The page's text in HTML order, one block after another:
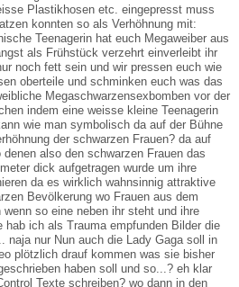
Plastikhosen etc. eingepresst muss
konnten so als Verhöhnung mit:
Teenagerin hat euch Megaweiber aus
als Frühstück verzehrt einverleibt ihr
noch fett sein und wir pressen euch wie
oberteile und schminken euch was das
Megaschwarzensexbomben vor der
indem eine weisse kleine Teenagerin
wie man symbolisch da auf der Bühne
der schwarzen Frauen? da auf
also den schwarzen Frauen das
dick aufgetragen wurde um ihre
da es wirklich wahnsinnig attraktive
Bevölkerung wo Frauen aus dem
so eine neben ihr steht und ihre
hab ich als Trauma empfunden Bilder die
naja nur Nun auch die Lady Gaga soll in
plötzlich drauf kommen was sie bisher
haben soll und so...? eh klar
Texte schreiben? wo dann in den